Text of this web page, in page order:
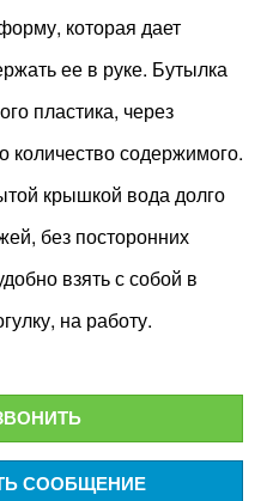
которая дает
ее в руке. Бутылка
пластика, через
количество содержимого.
крышкой вода долго
без посторонних
взять с собой в
на работу.
СООБЩЕНИЕ